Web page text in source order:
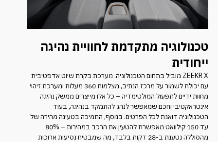
טכנולוגיה מתקדמת לחוויית נהיגה
ייחודית
ZEEKR X מוביל בתחום הטכנולוגיה. מערכת בקרת שיוט אדפטיבית
עם יכולת לשמור על מרכז הנתיב, מצלמות 360 מעלות ומערכת זיהוי
מחוות ידיים לתפעול המולטימדיה – כל אלו מייצרים ממשק נהיגה
אינטראקטיבי וחכם שמאפשר לנהג להתמקד בנהיגה, בעוד
הטכנולוגיה דואגת לכל הפרטים. בנוסף, התמיכה בטעינה מהירה של
עד 150 קילוואט מאפשרת להטעין את הרכב במהירות – 80%
מהסוללה נטענת ב-28 דקות בלבד, מה שמבטיח נסיעות ארוכות